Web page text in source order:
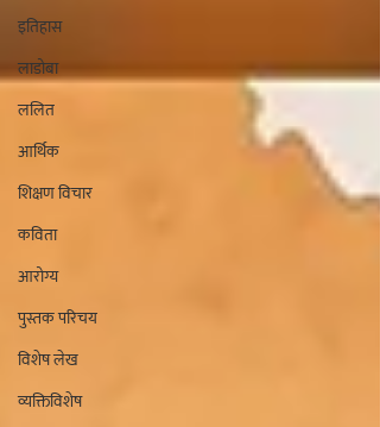
इतिहास
लाडोबा
ललित
आर्थिक
शिक्षण विचार
कविता
आरोग्य
पुस्तक परिचय
विशेष लेख
व्यक्तिविशेष